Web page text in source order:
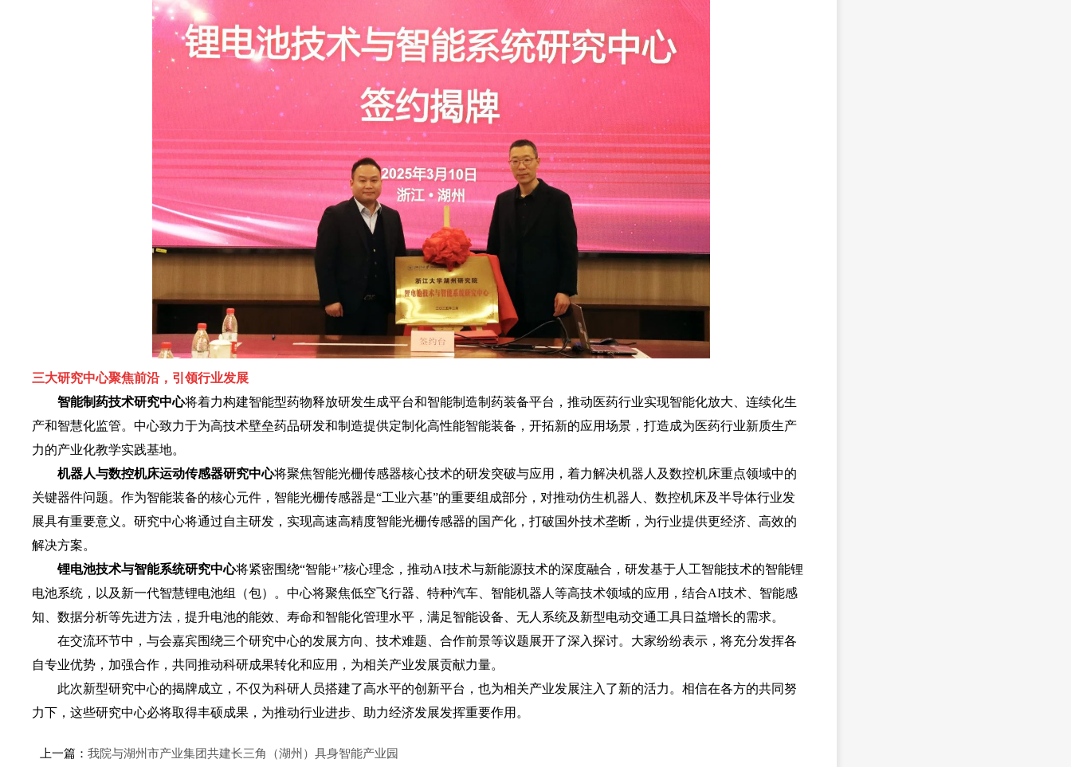
三大研究中心聚焦前沿，引领行业发展
智能制药技术研究中心将着力构建智能型药物释放研发生成平台和智能制造制药装备平台，推动医药行业实现智能化放大、连续化生
产和智慧化监管。中心致力于为高技术壁垒药品研发和制造提供定制化高性能智能装备，开拓新的应用场景，打造成为医药行业新质生产
力的产业化教学实践基地。
机器人与数控机床运动传感器研究中心将聚焦智能光栅传感器核心技术的研发突破与应用，着力解决机器人及数控机床重点领域中的
关键器件问题。作为智能装备的核心元件，智能光栅传感器是“工业六基”的重要组成部分，对推动仿生机器人、数控机床及半导体行业发
展具有重要意义。研究中心将通过自主研发，实现高速高精度智能光栅传感器的国产化，打破国外技术垄断，为行业提供更经济、高效的
解决方案。
锂电池技术与智能系统研究中心将紧密围绕“智能+”核心理念，推动AI技术与新能源技术的深度融合，研发基于人工智能技术的智能锂
电池系统，以及新一代智慧锂电池组（包）。中心将聚焦低空飞行器、特种汽车、智能机器人等高技术领域的应用，结合AI技术、智能感
知、数据分析等先进方法，提升电池的能效、寿命和智能化管理水平，满足智能设备、无人系统及新型电动交通工具日益增长的需求。
在交流环节中，与会嘉宾围绕三个研究中心的发展方向、技术难题、合作前景等议题展开了深入探讨。大家纷纷表示，将充分发挥各
自专业优势，加强合作，共同推动科研成果转化和应用，为相关产业发展贡献力量。
此次新型研究中心的揭牌成立，不仅为科研人员搭建了高水平的创新平台，也为相关产业发展注入了新的活力。相信在各方的共同努
力下，这些研究中心必将取得丰硕成果，为推动行业进步、助力经济发展发挥重要作用。
上一篇： 我院与湖州市产业集团共建长三角（湖州）具身智能产业园